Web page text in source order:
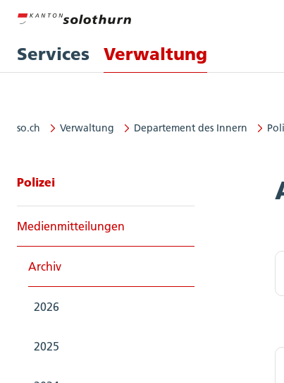
Services Verwaltung
so.ch Verwaltung Departement des Innern
Seitennavigation: Polizei
Polizei
Medienmitteilungen
Archiv
2026
2025